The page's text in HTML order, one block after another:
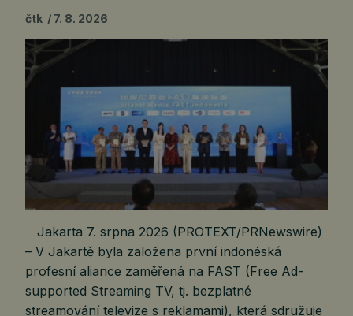
čtk 7. 8. 2026
Jakarta 7. srpna 2026 (PROTEXT/PRNewswire)
– V Jakartě byla založena první indonéská
profesní aliance zaměřená na FAST (Free Ad-
supported Streaming TV, tj. bezplatné
streamování televize s reklamami), která sdružuje